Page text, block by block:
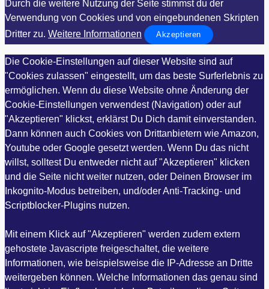
Durch die weitere Nutzung der Seite stimmst du der
Verwendung von Cookies und von eingebundenen Skripten
Dritter zu. Weitere Informationen Akzeptieren
Die Cookie-Einstellungen auf dieser Website sind auf
"Cookies zulassen" eingestellt, um das beste Surferlebnis zu
ermöglichen. Wenn du diese Website ohne Änderung der
Cookie-Einstellungen verwendest (Navigation) oder auf
"Akzeptieren" klickst, erklärst Du Dich damit einverstanden.
Dann können auch Cookies von Drittanbietern wie Amazon,
Youtube oder Google gesetzt werden. Wenn Du das nicht
willst, solltest Du entweder nicht auf "Akzeptieren" klicken
und die Seite nicht weiter nutzen, oder Deinen Browser im
Inkognito-Modus betreiben, und/oder Anti-Tracking- und
Scriptblocker-Plugins nutzen.
Mit einem Klick auf "Akzeptieren" werden zudem extern
gehostete Javascripte freigeschaltet, die weitere
Informationen, wie beispielsweise die IP-Adresse an Dritte
weitergeben können. Welche Informationen das genau sind